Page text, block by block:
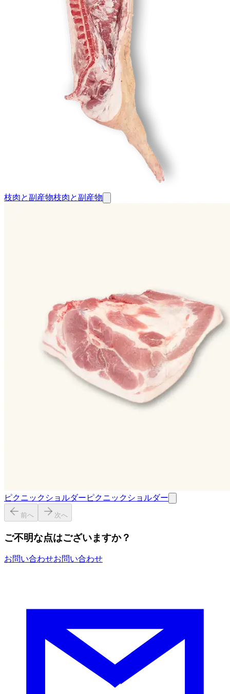
枝肉と副産物枝肉と副産物
ピクニックショルダー ピクニックショルダー
前へ 次へ
ご不明な点はございますか？
お問い合わせお問い合わせ